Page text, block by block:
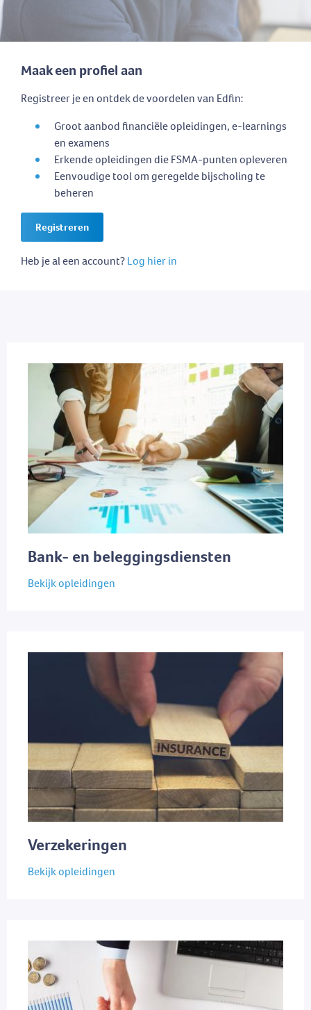
Maak een profiel aan
Registreer je en ontdek de voordelen van Edfin:
Groot aanbod financiële opleidingen, e-learnings
en examens
Erkende opleidingen die FSMA-punten opleveren
Eenvoudige tool om geregelde bijscholing te
beheren
Registreren
Heb je al een account?Log hier in
Bank- en beleggingsdiensten
Bekijk opleidingen
Verzekeringen
Bekijk opleidingen